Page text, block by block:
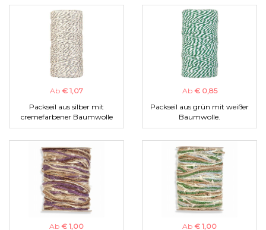
Ab € 1,07
Packseil aus silber mit
cremefarbener Baumwolle
Ab € 0,85
Packseil aus grün mit weißer
Baumwolle.
Ab € 1,00 Ab € 1,00